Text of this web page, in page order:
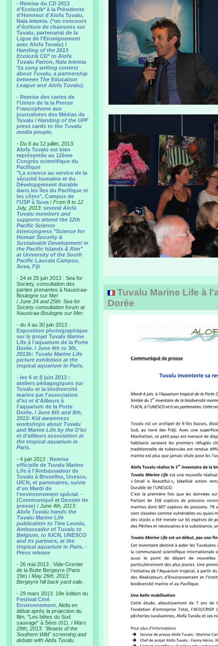
- Remise du CD 2013
d'Ecolozik* à la Présidente
d'Honneur d'Alofa Tuvalu,
Nala Ielemia. (*un concours
d'écriture de chansons sur
Tuvalu, partenariat de la
Ligue de l'Enseignement
avec Alofa Tuvalu) /
Handing of the 2013
Ecolozik CD* to Alofa
Tuvalu Patron, Nala Ielemia
*(a song writing contest
about Tuvalu, a partnership
between The Education
League and Alofa Tuvalu).
- Remise des cartes de
l'Union de la la Presse
Francophone aux
journalistes des Médias de
Tuvalu / Handing of the UPF
press cards to the Tuvalu
media people.
- Du 8 au 12 juillet, 2013:
Alofa Tuvalu est bien
représentée au 12ème
Congrès scientifique du
Pacifique
"La science au service de la
sécurité humaine et du
Développement durable
dans les îles du Pacifique et
les côtes", Campus de
l'USP à Suva / From 8 to 12
July, 2013: several Alofa
Tuvalu members and
supports attend the 12th
Pacific Science
Intercongress "Science for
Human Security &
Sustainable Development in
the Pacific Islands & Rim"
at University of the South
Pacific Laucala Campus,
Suva, Fiji
- 24 et 25 juin 2013 : Sea for
Society, consultation des
parties prenantes à Nausicaa-
Boulogne sur Mer
/ June 24 and 25th: Sea for
Society consultation forum at
Nausicaa-Boulogne sur Mer.
- du 4 au 30 juin 2013 :
Exposition photographique
sur le projet Tuvalu Marine
Life à l'aquarium de la Porte
Dorée. / June 4th to 30t,
2013h: Tuvalu Marine Life
picture exhibition at the
tropical aquarium in Paris.
- les 6 et 8 juin 2013 :
ateliers pédagogiques sur
Tuvalu et la biodiversité
marine par l'association
d'Ici et d'Ailleurs à
l'aquarium de la Porte
Dorée. / June 6th and 8th,
2013: Kid awareness
workshops about Tuvalu
and Marine Life by the D'Ici
et d'ailleurs association at
the tropical aquarium in
Paris.
- 4 juin 2013 : Remise
officielle de Tuvalu Marine
Life à l'Ambassadeur de
Tuvalu à Bruxelles, Unesco,
UICN, et partenaires, suivie
d'un Mardi de
l'environnement spécial . -
(Communiqué et Dossier de
presse) / June 4th, 2013:
Alofa Tuvalu hands the
Tuvalu Marine Life
publication to Tine Leuelu,
Ambassador of Tuvalu to
Belgium, to IUCN, UNESCO
and its partners, at the
tropical aquarium in Paris. -
Press release
- 26 mai 2013 : Vide-Grenier
de la Butte Bergeyre (Paris
19e) / May 26th, 2013:
Bergeyre hill back yard sale.
- 29 mars 2013: 19e édition du
Festival Ciné
Environnement , Alofa en
débat après la projection du
film, "Les bêtes du Sud
sauvage" à Sées (61). / Mars
29th, 2013: "Beasts of the
Southern Wild" screening and
debate with Alofa Tuvalu.
Tuvalu Marine Life à
Dorée